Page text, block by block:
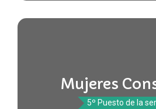
Mujeres
5º Puesto de la